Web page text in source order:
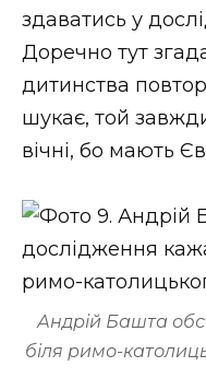
здаватись у
Доречно тут
дитинства
шукає, той
вічні, бо мають
Андрій Башта
біля римо-